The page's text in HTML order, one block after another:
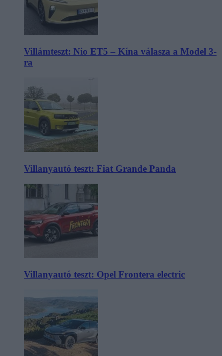
Villámteszt: Nio ET5 – Kína válasza a Model 3-
ra
Villanyautó teszt: Fiat Grande Panda
Villanyautó teszt: Opel Frontera electric